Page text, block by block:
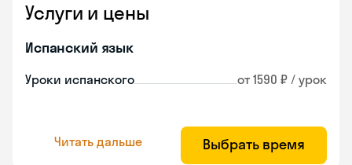
Услуги и цены
Испанский язык
Уроки испанского от 1590 ₽ / урок
Читать дальше Выбрать время